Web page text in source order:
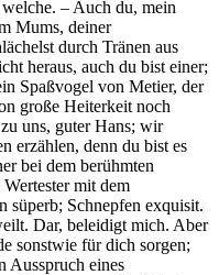
– Auch du, mein
Mums, deiner
durch Tränen aus
heraus, auch du bist einer;
Spaßvogel von Metier, der
große Heiterkeit noch
uns, guter Hans; wir
erzählen, denn du bist es
bei dem berühmten
mit dem
Schnepfen exquisit.
Dar, beleidigt mich. Aber
sonstwie für dich sorgen;
Ausspruch eines